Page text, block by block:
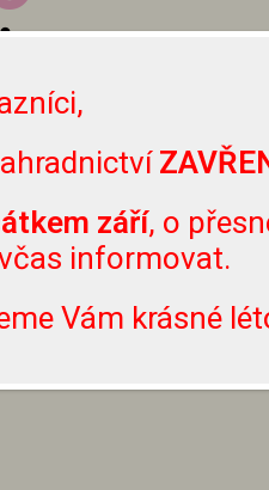
Rostlina nemusí být
či Instagramu.
těmto účelům.
Rostliny lze zakoupit
je.
září, o
informovat.
Vám krásné